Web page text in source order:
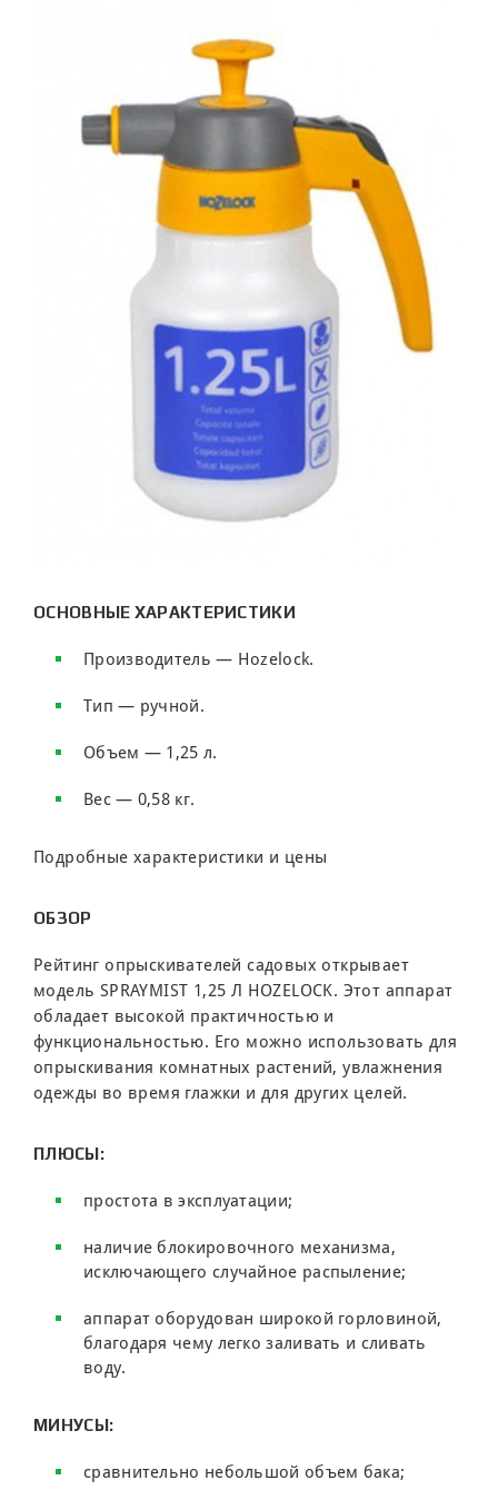
ОСНОВНЫЕ ХАРАКТЕРИСТИКИ
Производитель — Hozelock.
Тип — ручной.
Объем — 1,25 л.
Вес — 0,58 кг.
Подробные характеристики и цены
ОБЗОР
Рейтинг опрыскивателей садовых открывает
модель SPRAYMIST 1,25 Л HOZELOCK. Этот аппарат
обладает высокой практичностью и
функциональностью. Его можно использовать для
опрыскивания комнатных растений, увлажнения
одежды во время глажки и для других целей.
ПЛЮСЫ:
простота в эксплуатации;
наличие блокировочного механизма,
исключающего случайное распыление;
аппарат оборудован широкой горловиной,
благодаря чему легко заливать и сливать
воду.
МИНУСЫ:
сравнительно небольшой объем бака;